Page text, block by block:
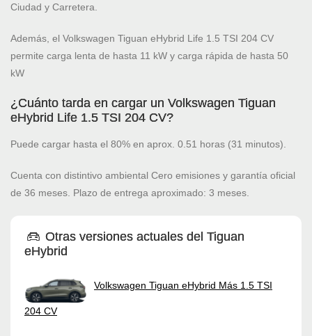
Ciudad y Carretera.
Además, el Volkswagen Tiguan eHybrid Life 1.5 TSI 204 CV
permite carga lenta de hasta 11 kW y carga rápida de hasta 50
kW
¿Cuánto tarda en cargar un Volkswagen Tiguan
eHybrid Life 1.5 TSI 204 CV?
Puede cargar hasta el 80% en aprox. 0.51 horas (31 minutos).
Cuenta con distintivo ambiental Cero emisiones y garantía oficial
de 36 meses. Plazo de entrega aproximado: 3 meses.
Otras versiones actuales del Tiguan
eHybrid
Volkswagen Tiguan eHybrid Más 1.5 TSI
204 CV